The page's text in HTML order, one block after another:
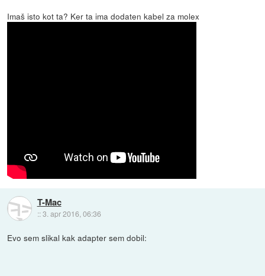
Imaš isto kot ta? Ker ta ima dodaten kabel za molex
T-Mac
::3. apr 2016, 06:36
Evo sem slikal kak adapter sem dobil: